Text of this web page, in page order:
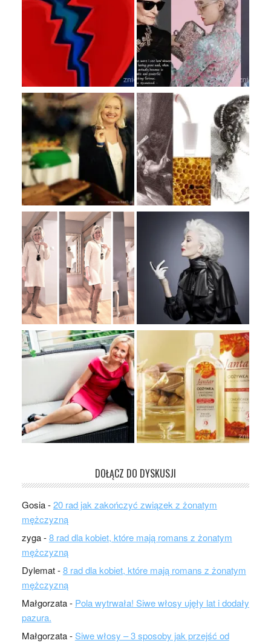
DOŁĄCZ DO DYSKUSJI
Gosia-20 rad jak zakończyć związek z żonatym
mężczyzną
zyga-8 rad dla kobiet, które mają romans z żonatym
mężczyzną
Dylemat-8 rad dla kobiet, które mają romans z żonatym
mężczyzną
Małgorzata- Pola wytrwała! Siwe włosy ujęły lat i dodały
pazura.
Małgorzata-Siwe włosy – 3 sposoby jak przejść od